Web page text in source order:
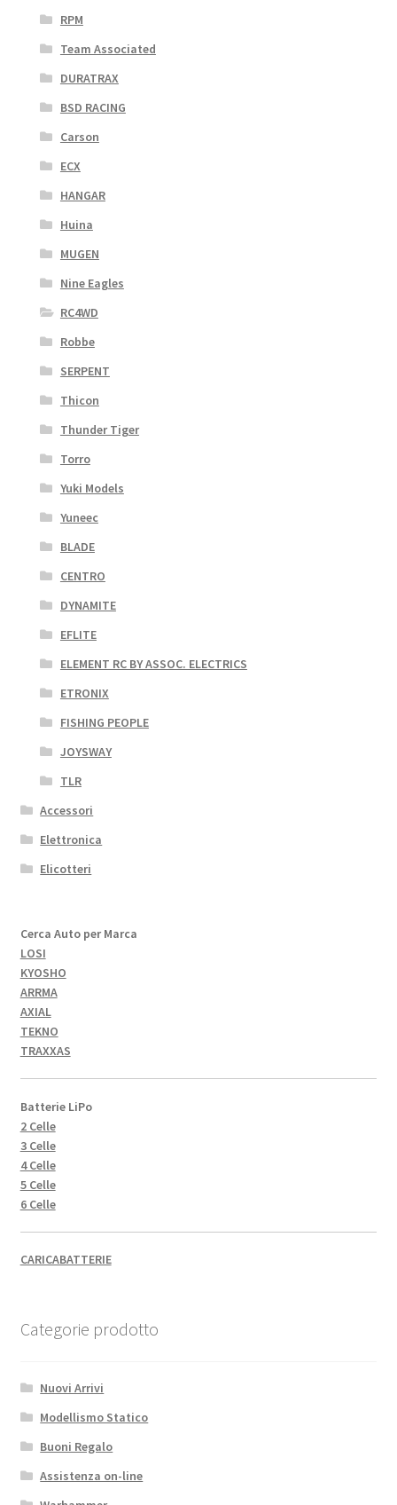
RPM
Team Associated
DURATRAX
BSD RACING
Carson
ECX
HANGAR
Huina
MUGEN
Nine Eagles
RC4WD
Robbe
SERPENT
Thicon
Thunder Tiger
Torro
Yuki Models
Yuneec
BLADE
CENTRO
DYNAMITE
EFLITE
ELEMENT RC BY ASSOC. ELECTRICS
ETRONIX
FISHING PEOPLE
JOYSWAY
TLR
Accessori
Elettronica
Elicotteri
Cerca Auto per Marca
LOSI
KYOSHO
ARRMA
AXIAL
TEKNO
TRAXXAS
Batterie LiPo
2 Celle
3 Celle
4 Celle
5 Celle
6 Celle
CARICABATTERIE
Categorie prodotto
Nuovi Arrivi
Modellismo Statico
Buoni Regalo
Assistenza on-line